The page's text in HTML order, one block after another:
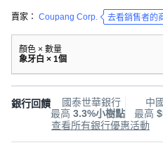
賣家： Coupang Corp. 去看銷售者的
顏色 × 數量
象牙白 × 1個
銀行回饋
國泰世華銀行
最高 3.3%小樹點
中
最高
查看所有銀行優惠活動